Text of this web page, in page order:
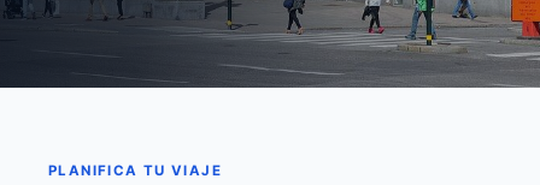
PLANIFICA TU VIAJE